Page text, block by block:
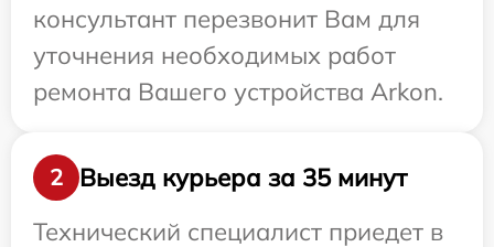
консультант перезвонит Вам для
уточнения необходимых работ
ремонта Вашего устройства Arkon.
2
Выезд курьера за 35 минут
Технический специалист приедет в